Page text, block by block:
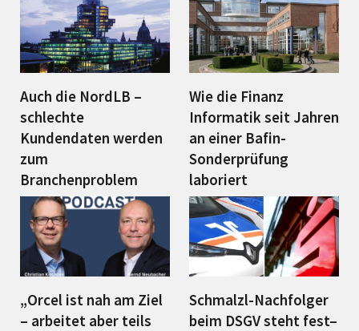
Auch die NordLB –
schlechte
Kundendaten werden
zum
Branchenproblem
Wie die Finanz
Informatik seit Jahren
an einer Bafin-
Sonderprüfung
laboriert
„Orcel ist nah am Ziel
– arbeitet aber teils
Schmalzl-Nachfolger
beim DSGV steht fest–